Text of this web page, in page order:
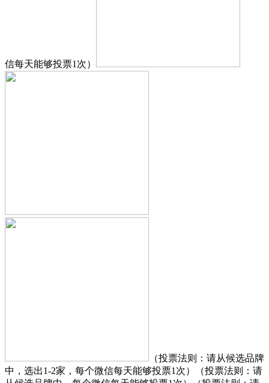
信每天能够投票1次）
（投票法则：请从候选品牌
中，选出1-2家，每个微信每天能够投票1次）（投票法则：请